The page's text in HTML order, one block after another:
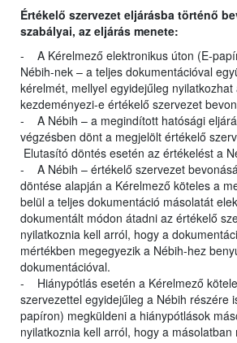
Értékelő szervezet eljárásba történő
szabályai, az eljárás menete:
- A Kérelmező elektronikus úton (E-
Nébih-nek – a teljes dokumentációval
kérelmét, mellyel egyidejűleg
kezdeményezi-e értékelő szervezet
- A Nébih – a megindított hatósági
végzésben dönt a megjelölt értékelő
Elutasító döntés esetén az értékelést a
- A Nébih – értékelő szervezet
döntése alapján a Kérelmező köteles a
belül a teljes dokumentáció másolatát
dokumentált módon átadni az értékelő
nyilatkoznia kell arról, hogy a
mértékben megegyezik a Nébih-hez
dokumentációval.
- Hiánypótlás esetén a Kérelmező
szervezettel egyidejűleg a Nébih részére
papíron) megküldeni a hiánypótlások
nyilatkoznia kell arról, hogy a másolatban